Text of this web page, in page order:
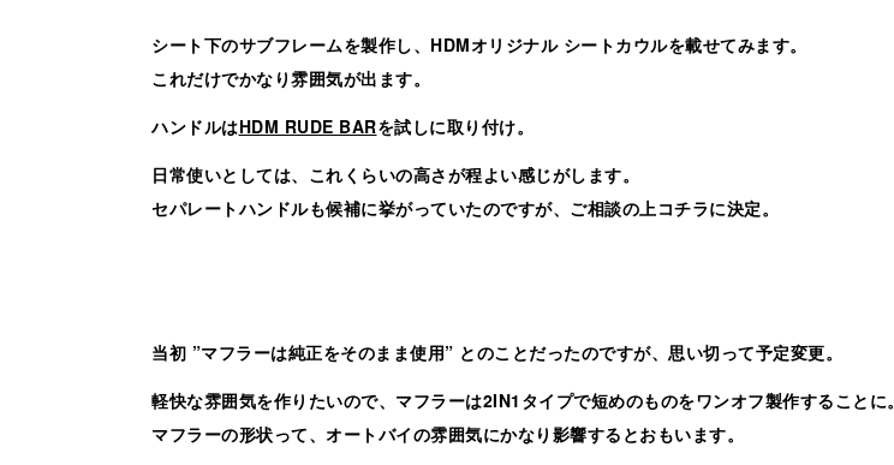
シート下のサブフレームを製作し、HDMオリジナル シートカウルを載せてみます。
これだけでかなり雰囲気が出ます。
ハンドルはHDM RUDE BARを試しに取り付け。
日常使いとしては、これくらいの高さが程よい感じがします。
セパレートハンドルも候補に挙がっていたのですが、ご相談の上コチラに決定。
当初 ”マフラーは純正をそのまま使用” とのことだったのですが、思い切って予定変更。
軽快な雰囲気を作りたいので、マフラーは2IN1タイプで短めのものをワンオフ製作することに。
マフラーの形状って、オートバイの雰囲気にかなり影響するとおもいます。